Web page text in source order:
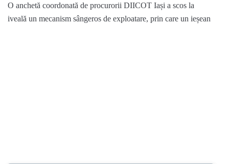
O anchetă coordonată de procurorii DIICOT Iași a scos la
iveală un mecanism sângeros de exploatare, prin care un ieșean